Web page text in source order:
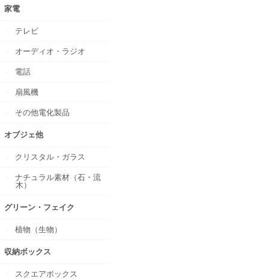
家電
テレビ
オーディオ・ラジオ
電話
扇風機
その他電化製品
オブジェ他
クリスタル・ガラス
ナチュラル素材（石・流
木）
グリーン・フェイク
植物（生物）
収納ボックス
スクエアボックス